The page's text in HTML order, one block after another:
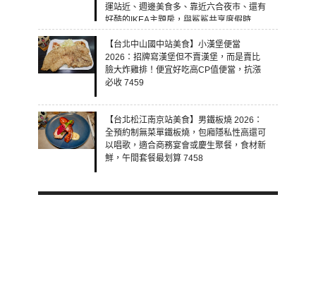
運站近、週邊美食多、靠近六合夜市、還有
好酷的IKEA主題房，與鯊鯊共享度假時
光！ 7460
【台北中山國中站美食】小漢堡便當
2026：招牌寫漢堡但不賣漢堡，而是賣比
臉大炸雞排！便宜好吃高CP值便當，抗漲
必收 7459
【台北松江南京站美食】男鐵板燒 2026：
全預約制無菜單鐵板燒，包廂隱私性高還可
以唱歌，適合商務宴會或慶生聚餐，食材新
鮮，午間套餐最划算 7458